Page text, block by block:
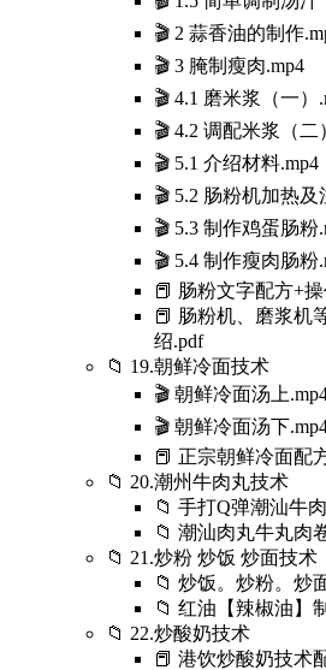
🎬 2 蒜香油的制作
🎬 3 腌制瘦肉.mp4
🎬 4.1 磨米浆（一）
🎬 4.2 调配米浆（二
🎬 5.1 介绍材料.mp4
🎬 5.2 肠粉机加热及
🎬 5.3 制作鸡蛋肠粉
🎬 5.4 制作瘦肉肠粉
📕 肠粉文字配方+
📕 肠粉机、磨浆机
绍.pdf
📁 19.朝鲜冷面技术
🎬 朝鲜冷面汤上
🎬 朝鲜冷面汤下
📕 正宗朝鲜冷面配
📁 20.潮州牛肉丸技术
📁 手打Q弹潮汕牛
📁 潮汕肉丸牛丸肉
📁 21.炒粉 炒饭 炒面技术
📁 炒饭。炒粉。炒
📁 红油【辣椒油】
📁 22.炒酸奶技术
📕 港饮炒酸奶技术